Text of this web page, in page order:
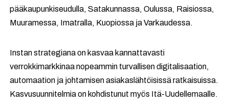
pääkaupunkiseudulla, Satakunnassa, Oulussa, Raisiossa,
Muuramessa, Imatralla, Kuopiossa ja Varkaudessa.
Instan strategiana on kasvaa kannattavasti
verrokkimarkkinaa nopeammin turvallisen digitalisaation,
automaation ja johtamisen asiakaslähtöisissä ratkaisuissa.
Kasvusuunnitelmia on kohdistunut myös Itä-Uudellemaalle.